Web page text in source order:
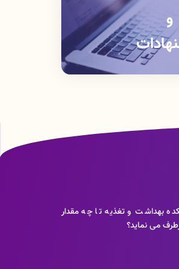
و
بهداشت و تغذیه تا چه مقدار
می نماید؟